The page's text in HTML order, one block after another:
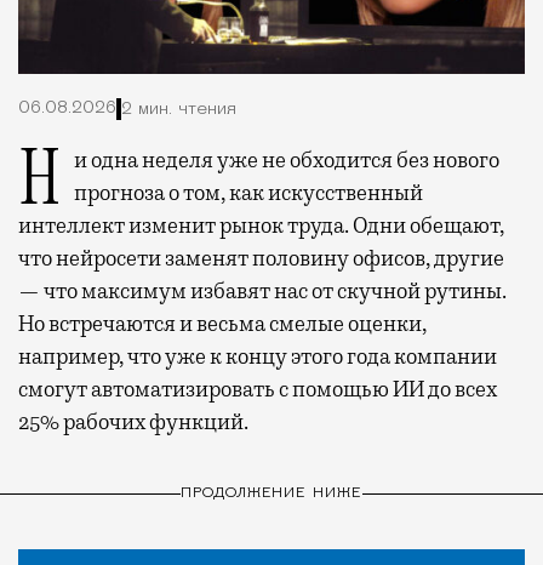
06.08.2026 2 мин. чтения
Ни одна неделя уже не обходится без нового прогноза о том, как искусственный
интеллект изменит рынок труда. Одни обещают,
что нейросети заменят половину офисов, другие
— что максимум избавят нас от скучной рутины.
Но встречаются и весьма смелые оценки,
например, что уже к концу этого года компании
смогут автоматизировать с помощью ИИ до всех
25% рабочих функций.
ПРОДОЛЖЕНИЕ НИЖЕ